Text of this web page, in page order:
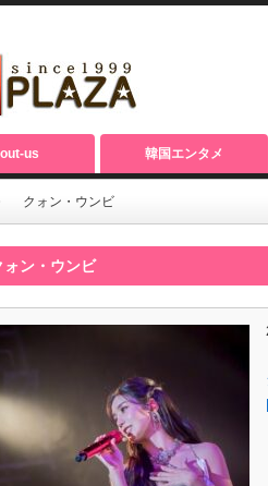
us 韓国エンタメ
クォン・ウンビ
ォン・ウンビ